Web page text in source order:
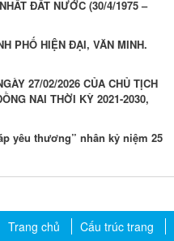
ĐẤT NƯỚC (30/4/1975 –
PHỐ HIỆN ĐẠI, VĂN MINH.
27/02/2026 CỦA CHỦ TỊCH
NAI THỜI KỲ 2021-2030,
yêu thương” nhân kỷ niệm 25
Trang chủ Cấu trúc trang